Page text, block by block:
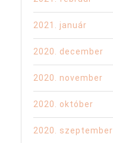
2021. január
2020. december
2020. november
2020. október
2020. szeptember